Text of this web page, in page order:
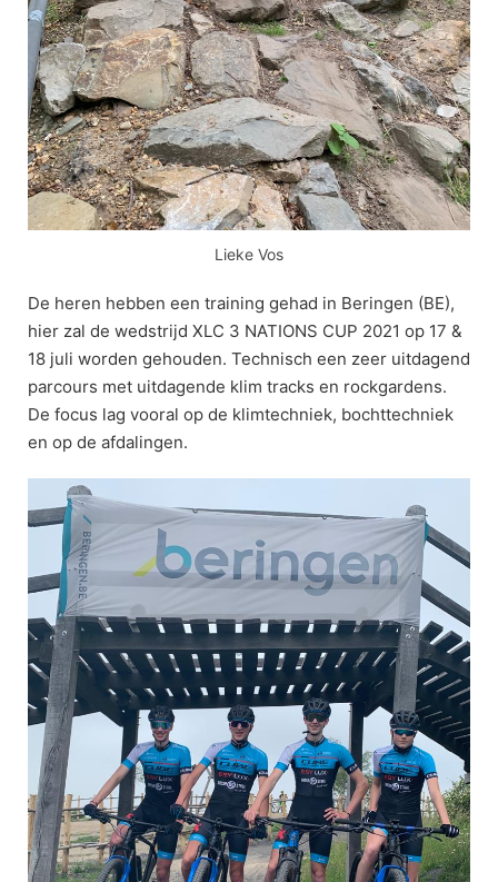
Lieke Vos
De heren hebben een training gehad in Beringen (BE),
hier zal de wedstrijd XLC 3 NATIONS CUP 2021 op 17 &
18 juli worden gehouden. Technisch een zeer uitdagend
parcours met uitdagende klim tracks en rockgardens.
De focus lag vooral op de klimtechniek, bochttechniek
en op de afdalingen.